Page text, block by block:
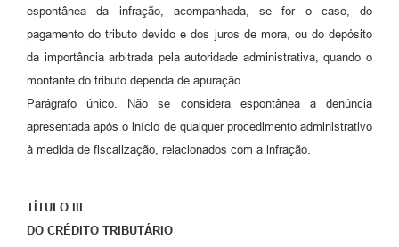
espontânea da infração, acompanhada, se for o caso, do
pagamento do tributo devido e dos juros de mora, ou do depósito
da importância arbitrada pela autoridade administrativa, quando o
montante do tributo dependa de apuração.
Parágrafo único. Não se considera espontânea a denúncia
apresentada após o início de qualquer procedimento administrativo
à medida de fiscalização, relacionados com a infração.
TÍTULO III
DO CRÉDITO TRIBUTÁRIO